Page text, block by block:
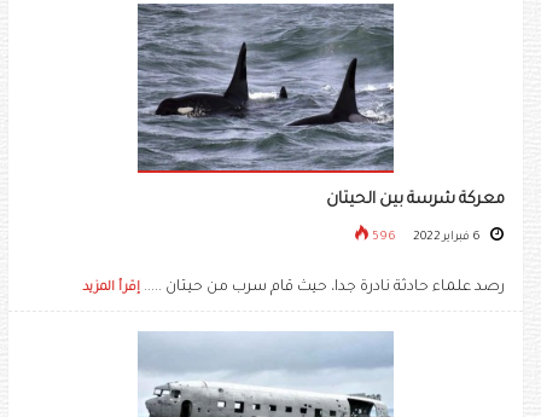
معركة شرسة بين الحيتان
596
رصد علماء حادثة نادرة جدا، حيث قام سرب من حيتان ..... إقرأ المزيد